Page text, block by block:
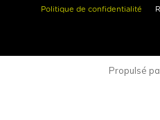
Politique de confidentialité
Propulsé